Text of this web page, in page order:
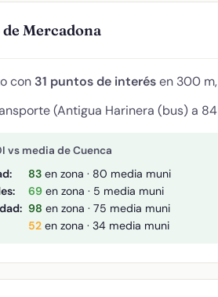
Mercadona
con 31 puntos de interésen 300
(Antigua Harinera (bus) a
vs media de Cuenca
83 en zona · 80 media muni
69 en zona · 5 media muni
98 en zona · 75 media muni
52 en zona · 34 media muni